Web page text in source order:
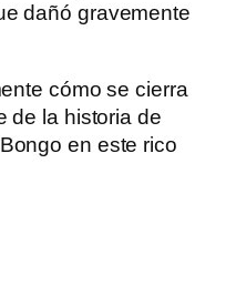
dañó gravemente
cómo se cierra
de la historia de
en este rico